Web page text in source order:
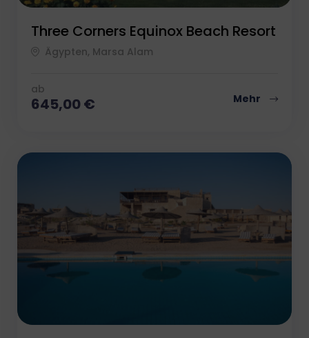
Three Corners Equinox Beach Resort
Ägypten, Marsa Alam
ab
645,00€ Mehr